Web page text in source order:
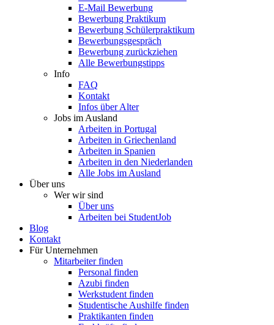
E-Mail Bewerbung
Bewerbung Praktikum
Bewerbung Schülerpraktikum
Bewerbungsgespräch
Bewerbung zurückziehen
Alle Bewerbungstipps
Info
FAQ
Kontakt
Infos über Alter
Jobs im Ausland
Arbeiten in Portugal
Arbeiten in Griechenland
Arbeiten in Spanien
Arbeiten in den Niederlanden
Alle Jobs im Ausland
Über uns
Wer wir sind
Über uns
Arbeiten bei StudentJob
Blog
Kontakt
Für Unternehmen
Mitarbeiter finden
Personal finden
Azubi finden
Werkstudent finden
Studentische Aushilfe finden
Praktikanten finden